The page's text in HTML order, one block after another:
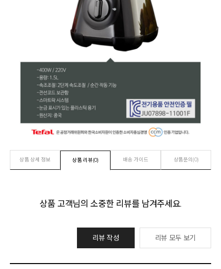
상품 상세 정보 상품 리뷰(0) 배송 가이드 상품문의(0)
상품 고객님의 소중한 리뷰를 남겨주세요.
리뷰 작성 리뷰 모두 보기